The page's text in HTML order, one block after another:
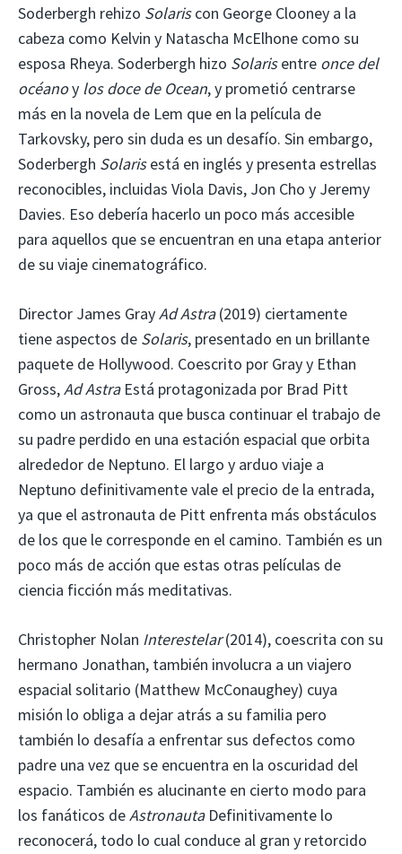
Soderbergh rehizo Solariscon George Clooney a la
cabeza como Kelvin y Natascha McElhone como su
esposa Rheya. Soderbergh hizo Solarisentre once del
océanoy los doce de Ocean, y prometió centrarse
más en la novela de Lem que en la película de
Tarkovsky, pero sin duda es un desafío. Sin embargo,
Soderbergh Solarisestá en inglés y presenta estrellas
reconocibles, incluidas Viola Davis, Jon Cho y Jeremy
Davies. Eso debería hacerlo un poco más accesible
para aquellos que se encuentran en una etapa anterior
de su viaje cinematográfico.
Director James GrayAd Astra(2019) ciertamente
tiene aspectos de Solaris, presentado en un brillante
paquete de Hollywood. Coescrito por Gray y Ethan
Gross,Ad AstraEstá protagonizada por Brad Pitt
como un astronauta que busca continuar el trabajo de
su padre perdido en una estación espacial que orbita
alrededor de Neptuno. El largo y arduo viaje a
Neptuno definitivamente vale el precio de la entrada,
ya que el astronauta de Pitt enfrenta más obstáculos
de los que le corresponde en el camino. También es un
poco más de acción que estas otras películas de
ciencia ficción más meditativas.
Christopher Nolan Interestelar(2014), coescrita con su
hermano Jonathan, también involucra a un viajero
espacial solitario (Matthew McConaughey) cuya
misión lo obliga a dejar atrás a su familia pero
también lo desafía a enfrentar sus defectos como
padre una vez que se encuentra en la oscuridad del
espacio. También es alucinante en cierto modo para
los fanáticos deAstronauta Definitivamente lo
reconocerá, todo lo cual conduce al gran y retorcido